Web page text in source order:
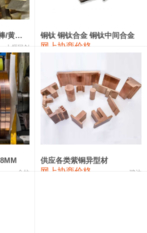
12,300 0
113,970
114,200 400
109,860
26,300—26,500 26,400 100
供应优质黄铜棒/六角棒/黄铜方板
十堰同创
铜钛 铜钛合金 铜钛中间合金
网上协商价格
金拉
供应各类紫铜异型材
网上协商价格 骏达